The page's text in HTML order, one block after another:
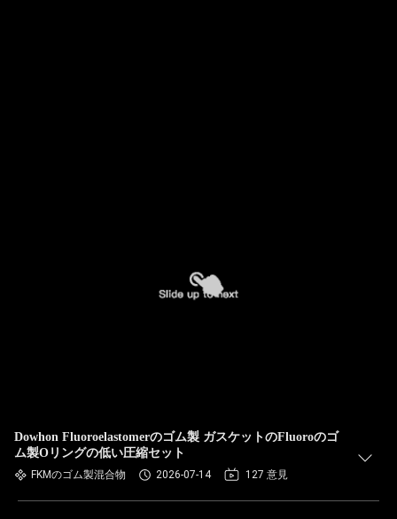
Dowhon Fluoroelastomerのゴム製 ガスケットのFluoroのゴ
ム製Oリングの低い圧縮セット
FKMのゴム製混合物 2026-07-14 127 意見